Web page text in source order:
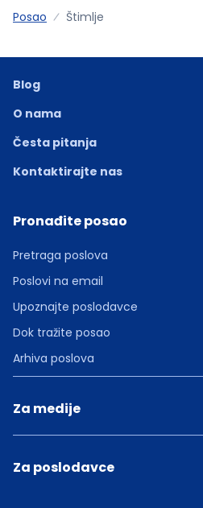
Posao Štimlje
Blog
O nama
Česta pitanja
Kontaktirajte nas
Pronađite posao
Pretraga poslova
Poslovi na email
Upoznajte poslodavce
Dok tražite posao
Arhiva poslova
Za medije
Za poslodavce